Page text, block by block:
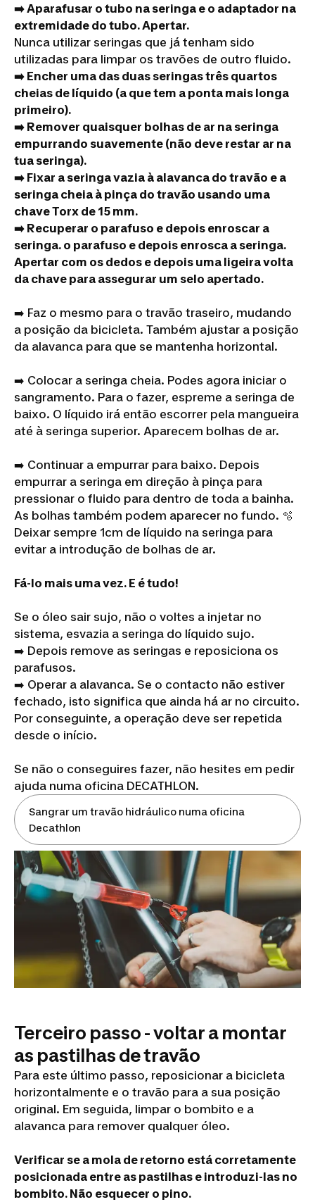
➡️ Aparafusar o tubo na seringa e o adaptador na
extremidade do tubo. Apertar.
Nunca utilizar seringas que já tenham sido
utilizadas para limpar os travões de outro fluido.
➡️ Encher uma das duas seringas três quartos
cheias de líquido (a que tem a ponta mais longa
primeiro).
➡️ Remover quaisquer bolhas de ar na seringa
empurrando suavemente (não deve restar ar na
tua seringa).
➡️ Fixar a seringa vazia à alavanca do travão e a
seringa cheia à pinça do travão usando uma
chave Torx de 15 mm.
➡️ Recuperar o parafuso e depois enroscar a
seringa. o parafuso e depois enrosca a seringa.
Apertar com os dedos e depois uma ligeira volta
da chave para assegurar um selo apertado.
➡️ Faz o mesmo para o travão traseiro, mudando
a posição da bicicleta. Também ajustar a posição
da alavanca para que se mantenha horizontal.
➡️ Colocar a seringa cheia. Podes agora iniciar o
sangramento. Para o fazer, espreme a seringa de
baixo. O líquido irá então escorrer pela mangueira
até à seringa superior. Aparecem bolhas de ar.
➡️ Continuar a empurrar para baixo. Depois
empurrar a seringa em direção à pinça para
pressionar o fluido para dentro de toda a bainha.
As bolhas também podem aparecer no fundo. 🫧
Deixar sempre 1cm de líquido na seringa para
evitar a introdução de bolhas de ar.
Fá-lo mais uma vez. E é tudo!
Se o óleo sair sujo, não o voltes a injetar no
sistema, esvazia a seringa do líquido sujo.
➡️ Depois remove as seringas e reposiciona os
parafusos.
➡️ Operar a alavanca. Se o contacto não estiver
fechado, isto significa que ainda há ar no circuito.
Por conseguinte, a operação deve ser repetida
desde o início.
Se não o conseguires fazer, não hesites em pedir
ajuda numa oficina DECATHLON.
Sangrar um travão hidráulico numa oficina
Decathlon
Terceiro passo - voltar a montar
as pastilhas de travão
Para este último passo, reposicionar a bicicleta
horizontalmente e o travão para a sua posição
original. Em seguida, limpar o bombito e a
alavanca para remover qualquer óleo.
Verificar se a mola de retorno está corretamente
posicionada entre as pastilhas e introduzi-las no
bombito. Não esquecer o pino.